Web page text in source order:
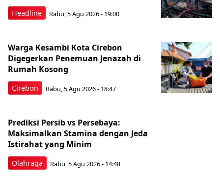
Headline Rabu, 5 Agu 2026 - 19:00
Cirebon
Warga Kesambi Kota Cirebon
Digegerkan Penemuan Jenazah di
Rumah Kosong
Rabu, 5 Agu 2026 - 18:47
Olahraga
Prediksi Persib vs Persebaya:
Maksimalkan Stamina dengan Jeda
Istirahat yang Minim
Rabu, 5 Agu 2026 - 14:48